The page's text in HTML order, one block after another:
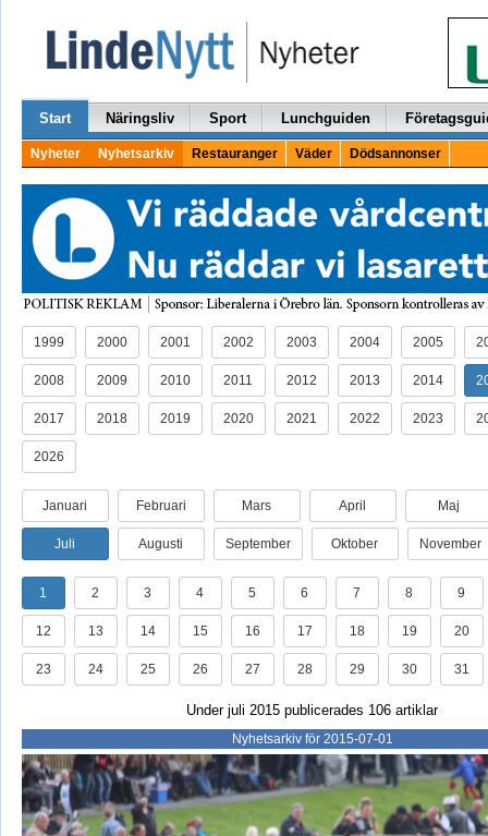
Start Näringsliv Sport Lunchguiden
Nyheter Nyhetsarkiv Restauranger Väder Dödsannonser
1999 2000 2001 2002 2003 2004 2005
2008 2009 2010 2011 2012 2013 2014
2017 2018 2019 2020 2021 2022 2023
2026
Januari Februari Mars April Maj
Juli Augusti September Oktober November
1 2 3 4 5 6 7 8 9
12 13 14 15 16 17 18 19 20
23 24 25 26 27 28 29 30 31
Under juli 2015 publicerades 106 artiklar
Nyhetsarkiv för 2015-07-01